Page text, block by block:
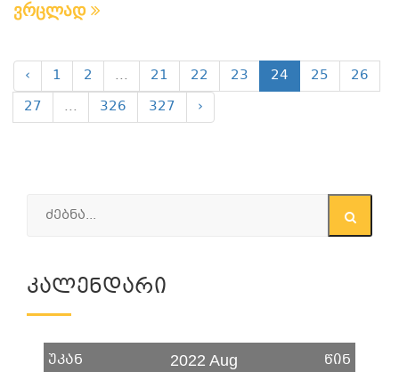
ვრცლად
‹ 1 2 ... 21 22 23 24 25
26
27
... 326 327 ›
Კალენდარი
უკან 2022 Aug წინ